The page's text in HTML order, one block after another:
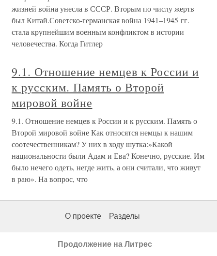
жизней война унесла в СССР. Вторым по числу жертв
был Китай.Советско-германская война 1941–1945 гг.
стала крупнейшим военным конфликтом в истории
человечества. Когда Гитлер
9.1. Отношение немцев к России и
к русским. Память о Второй
мировой войне
9.1. Отношение немцев к России и к русским. Память о
Второй мировой войне Как относятся немцы к нашим
соотечественникам? У них в ходу шутка:»Какой
национальности были Адам и Ева? Конечно, русские. Им
было нечего одеть, негде жить, а они считали, что живут
в раю». На вопрос, что
О проекте Разделы
Продолжение на Литрес